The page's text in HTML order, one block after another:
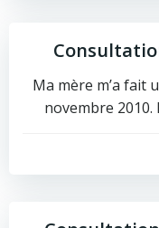
Ma mère m’a fait
novembre 2010.